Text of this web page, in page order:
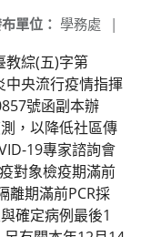
單位： 學務處 |
教綜(五)字第
中央流行疫情指揮
號函副本辦
，以降低社區傳
19專家諮詢會
對象檢疫期滿前
離期滿前PCR採
確定病例最後1